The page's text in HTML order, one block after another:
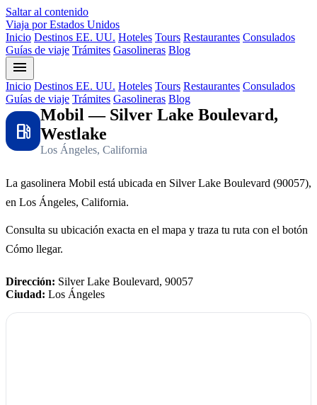
Saltar al contenido
Viaja por Estados Unidos
Inicio Destinos EE. UU. Hoteles Tours Restaurantes Consulados
Guías de viaje Trámites Gasolineras Blog
menu
Inicio Destinos EE. UU. Hoteles Tours Restaurantes Consulados
Guías de viaje Trámites Gasolineras Blog
local_gas_station
Mobil — Silver Lake Boulevard,
Westlake
Los Ángeles, California
La gasolinera Mobil está ubicada en Silver Lake Boulevard (90057),
en Los Ángeles, California.
Consulta su ubicación exacta en el mapa y traza tu ruta con el botón
Cómo llegar.
Dirección: Silver Lake Boulevard, 90057
Ciudad: Los Ángeles